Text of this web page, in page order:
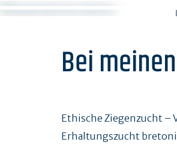
Bei
Ethische Ziegenzucht –
Erhaltungszucht